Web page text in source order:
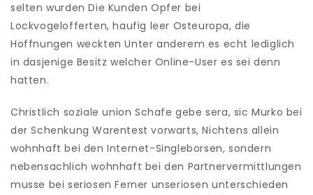
selten wurden Die Kunden Opfer bei
Lockvogelofferten, haufig leer Osteuropa, die
Hoffnungen weckten Unter anderem es echt lediglich
in dasjenige Besitz welcher Online-User es sei denn
hatten.
Christlich soziale union Schafe gebe sera, sic Murko bei
der Schenkung Warentest vorwarts, Nichtens allein
wohnhaft bei den Internet-Singleborsen, sondern
nebensachlich wohnhaft bei den Partnervermittlungen
musse bei seriosen Ferner unseriosen unterschieden